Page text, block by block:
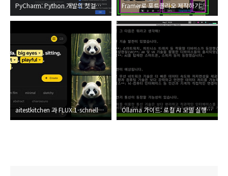
PyCharm: Python 개발의 첫걸음을 편안하게 시작하는 방법 Framer로 포트폴리오 제작하기: 간편하게 전문가 같은 웹사이트를 만들어보세요
aitestkitchen 과 FLUX.1-schnell로 이미지 만들기: 어디가 더 좋을까? Ollama 가이드: 로컬 AI 모델 실행의 새로운 지평